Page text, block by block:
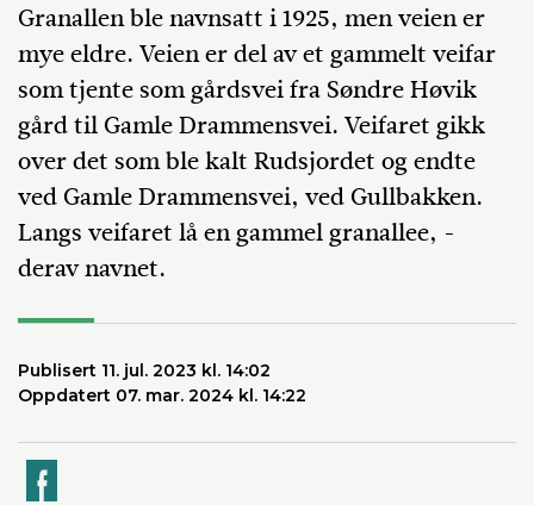
Granallen ble navnsatt i 1925, men veien er
mye eldre. Veien er del av et gammelt veifar
som tjente som gårdsvei fra Søndre Høvik
gård til Gamle Drammensvei. Veifaret gikk
over det som ble kalt Rudsjordet og endte
ved Gamle Drammensvei, ved Gullbakken.
Langs veifaret lå en gammel granallee, -
derav navnet.
Publisert 11. jul. 2023 kl. 14:02
Oppdatert 07. mar. 2024 kl. 14:22